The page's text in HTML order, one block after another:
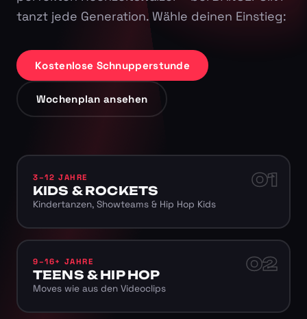
tanzt jede Generation. Wähle deinen Einstieg:
Kostenlose Schnupperstunde
Wochenplan ansehen
01
3–12 JAHRE
KIDS & ROCKETS
Kindertanzen, Showteams & Hip Hop Kids
02
9–16+ JAHRE
TEENS & HIP HOP
Moves wie aus den Videoclips